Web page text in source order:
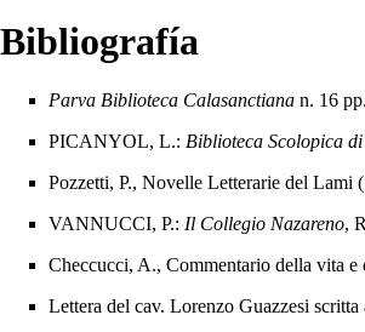
Bibliografía
Parva Biblioteca Calasanctiana n. 16
PICANYOL, L.: Biblioteca Scolopica
Pozzetti, P., Novelle Letterarie del Lami
VANNUCCI, P.: Il Collegio Nazareno,
Checcucci, A., Commentario della vita
Lettera del cav. Lorenzo Guazzesi